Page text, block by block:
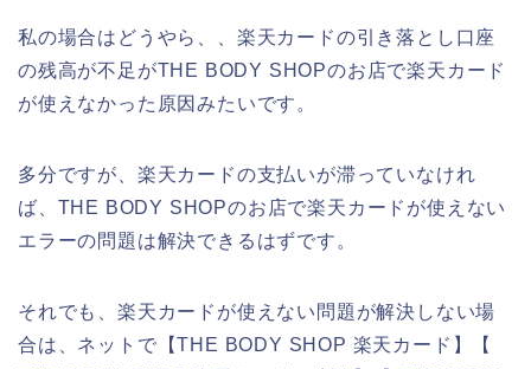
私の場合はどうやら、、楽天カードの引き落とし口座
の残高が不足がTHE BODY SHOPのお店で楽天カード
が使えなかった原因みたいです。
多分ですが、楽天カードの支払いが滞っていなけれ
ば、THE BODY SHOPのお店で楽天カードが使えない
エラーの問題は解決できるはずです。
それでも、楽天カードが使えない問題が解決しない場
合は、ネットで【THE BODY SHOP 楽天カード】【